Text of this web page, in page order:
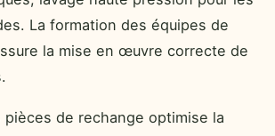
La formation des équipes de
la mise en œuvre correcte de
pièces de rechange optimise la